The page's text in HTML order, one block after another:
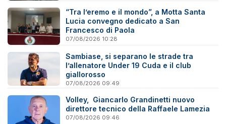
“Tra l’eremo e il mondo”, a Motta Santa
Lucia convegno dedicato a San
Francesco di Paola
07/08/2026 10:28
Sambiase, si separano le strade tra
l’allenatore Under 19 Cuda e il club
giallorosso
07/08/2026 09:49
Volley, Giancarlo Grandinetti nuovo
direttore tecnico della Raffaele Lamezia
07/08/2026 09:46